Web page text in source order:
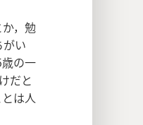
，勉
い
の一
だと
は人